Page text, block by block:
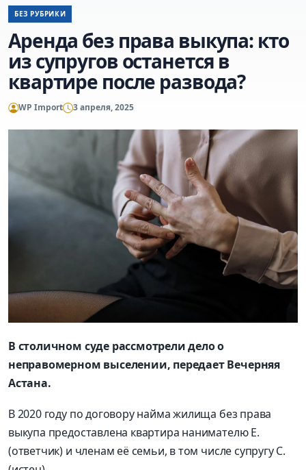
БЕЗ РУБРИКИ
Аренда без права выкупа: кто
из супругов останется в
квартире после развода?
WP Import 3 апреля, 2025
В столичном суде рассмотрели дело о
неправомерном выселении, передает Вечерняя
Астана.
В 2020 году по договору найма жилища без права
выкупа предоставлена квартира нанимателю Е.
(ответчик) и членам её семьи, в том числе супругу С.